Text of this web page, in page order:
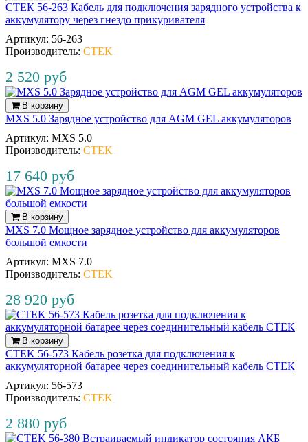
СТЕК 56-263 Кабель для подключения зарядного устройства к
аккумулятору через гнездо прикуривателя
Артикул: 56‐263
Производитель: CTEK
2 520 руб
В корзину
MXS 5.0 Зарядное устройство для AGM GEL аккумуляторов
Артикул: MXS 5.0
Производитель: CTEK
17 640 руб
В корзину
MXS 7.0 Мощное зарядное устройство для аккумуляторов
большой емкости
Артикул: MXS 7.0
Производитель: CTEK
28 920 руб
В корзину
CTEK 56-573 Кабель розетка для подключения к
аккумуляторной батарее через соединительный кабель СТЕК
Артикул: 56‐573
Производитель: CTEK
2 880 руб